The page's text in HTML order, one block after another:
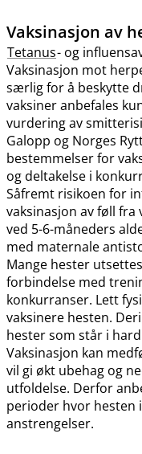
Vaksinasjon av
Tetanus- og
Vaksinasjon mot
særlig for å beskytte
vaksiner anbefales
vurdering av
Galopp og Norges
bestemmelser for
og deltakelse i
Såfremt risikoen for
vaksinasjon av føll
ved 5-6-måneders
med maternale
Mange hester
forbindelse med
konkurranser. Lett
vaksinere hesten.
hester som står i
Vaksinasjon kan
vil gi økt ubehag og
utfoldelse. Derfor
perioder hvor hesten
anstrengelser.